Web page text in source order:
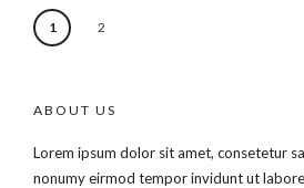
1 2
ABOUT US
Lorem ipsum dolor sit amet, consetetur
nonumy eirmod tempor invidunt ut